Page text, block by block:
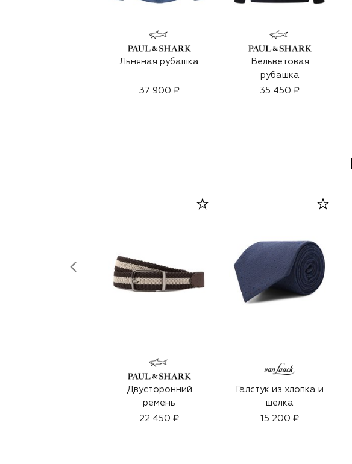
Льняная рубашка
37 900 ₽
Вельветовая
рубашка
35 450 ₽
Двусторонний
ремень
22 450 ₽
Галстук из хлопка и
шелка
15 200 ₽